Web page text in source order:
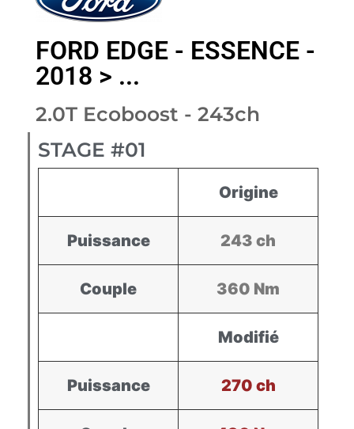
FORD EDGE - ESSENCE -
2018 > ...
2.0T Ecoboost - 243ch
STAGE #01
Origine
Puissance 243 ch
Couple 360 Nm
Modifié
Puissance 270 ch